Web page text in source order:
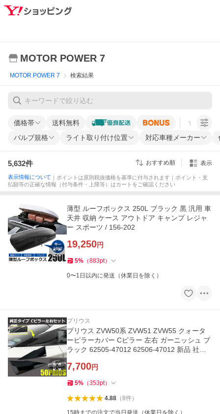
MOTOR POWER 7
MOTOR POWER 7 検索結果
価格帯 送料無料 すべての条
バルブ規格 ライト取り付け位置 対応車種メーカー
5,632件 おすすめ順 表示
表示情報について ｜ポイントは原則税抜価格を基準に付与されます｜ポイント・支
払額等の正確な情報（付与条件・上限等）はカートをご確認ください
薄型 ルーフボックス 250L ブラック 黒 汎用 車
天井 収納 ケース アウトドア キャンプ レジャ
ー スポーツ / 156-202
19,250円
5% （883pt）
0〜1日以内に発送（休業日を除く）
プリウス
プリウス ZVW50系 ZVW51 ZVW55 クォータ
ーピラーカバー Cピラー 左右 ガーニッシュ ブ
ラック 62505-47012 62506-47012 新品 社外 /
7,700円
5% （353pt）
4.88（8件）
15時までの注文で当日発送（休業日を除く）